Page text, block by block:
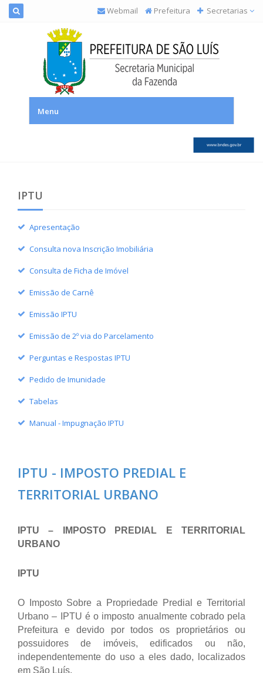
Webmail Prefeitura Secretarias
Menu
IPTU
Apresentação
Consulta nova Inscrição Imobiliária
Consulta de Ficha de Imóvel
Emissão de Carnê
Emissão IPTU
Emissão de 2º via do Parcelamento
Perguntas e Respostas IPTU
Pedido de Imunidade
Tabelas
Manual - Impugnação IPTU
IPTU - IMPOSTO PREDIAL E
TERRITORIAL URBANO
IPTU – IMPOSTO PREDIAL E TERRITORIAL
URBANO
IPTU
O Imposto Sobre a Propriedade Predial e Territorial
Urbano – IPTU é o imposto anualmente cobrado pela
Prefeitura e devido por todos os proprietários ou
possuidores de imóveis, edificados ou não,
independentemente do uso a eles dado, localizados
em São Luís.